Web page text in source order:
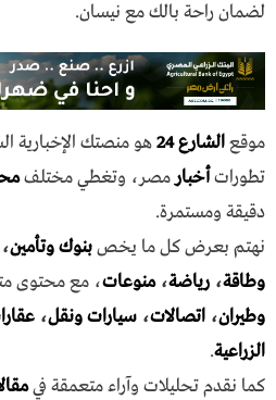
لضمان راحة بالك مع نيسان.
موقعالشارع 24
هو منصتك الإخبارية
تطوراتأخبارمصر، وتغطي مختلف
دقيقة ومستمرة.
نهتم بعرض كل ما يخصبنوك وتأمين،
وطاقة، رياضة،منوعات، مع محتوى
وطيران، اتصالات، سيارات ونقل،
الزراعية.
كما نقدم تحليلات وآراء متعمقة في